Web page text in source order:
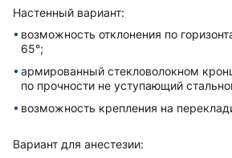
Настенный вариант:
возможность отклонения по
65°;
армированный стекловолокном
по прочности не уступающий
возможность крепления на
Вариант для анестезии: